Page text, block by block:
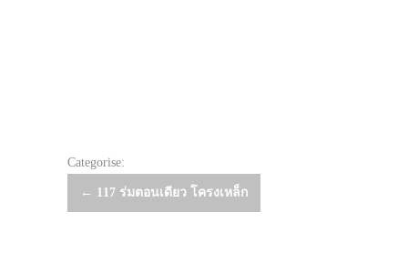
Categorise:
Post
← 117 ร่มตอนเดียว โครงเหล็ก